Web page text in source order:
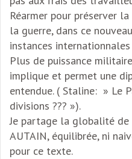
Réarmer pour préserver
la guerre, dans ce
instances
Plus de puissance
implique et permet une
entendue. ( Staline: » Le
divisions ??? »).
Je partage la globalité
AUTAIN, équilibrée, ni
pour ce texte.